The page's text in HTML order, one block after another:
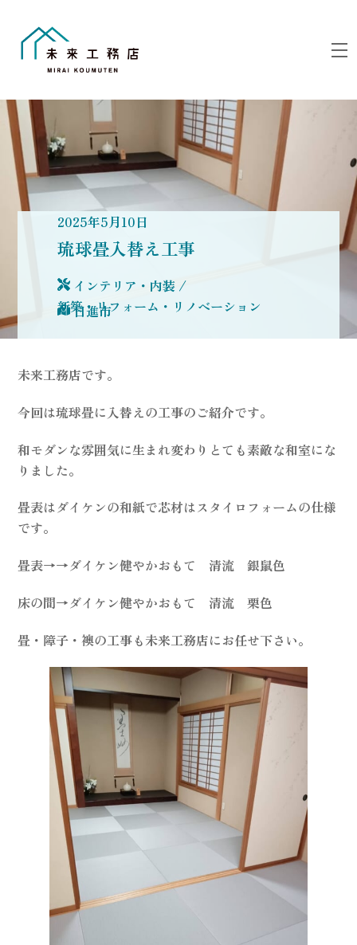
2025年5月10日
琉球畳入替え工事
インテリア・内装 /
新築・リフォーム・リノベーション
日進市
未来工務店です。
今回は琉球畳に入替えの工事のご紹介です。
和モダンな雰囲気に生まれ変わりとても素敵な和室にな
りました。
畳表はダイケンの和紙で芯材はスタイロフォームの仕様
です。
畳表→→ダイケン健やかおもて 清流 銀鼠色
床の間→ダイケン健やかおもて 清流 栗色
畳・障子・襖の工事も未来工務店にお任せ下さい。